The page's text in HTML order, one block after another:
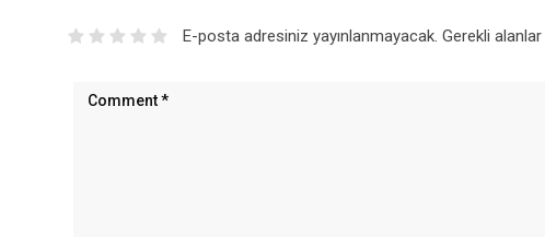
E-posta adresiniz yayınlanmayacak. Gerekli alanlar